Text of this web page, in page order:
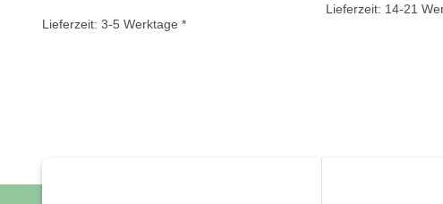
Lieferzeit: 3-5 Werktage *
Lieferzeit: 14-21